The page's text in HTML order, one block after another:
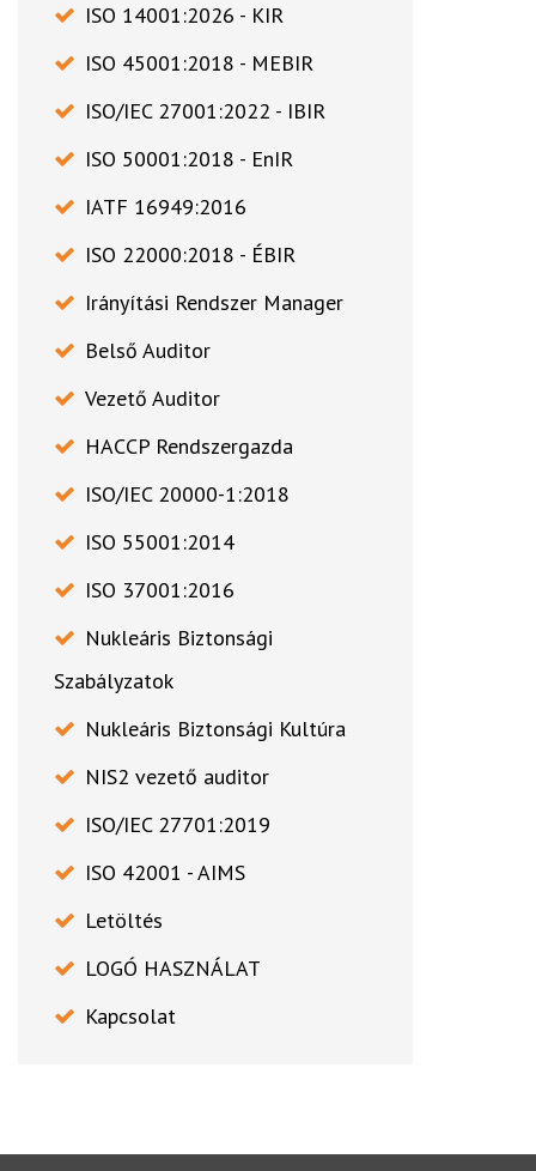
ISO 14001:2026 - KIR
ISO 45001:2018 - MEBIR
ISO/IEC 27001:2022 - IBIR
ISO 50001:2018 - EnIR
IATF 16949:2016
ISO 22000:2018 - ÉBIR
Irányítási Rendszer Manager
Belső Auditor
Vezető Auditor
HACCP Rendszergazda
ISO/IEC 20000-1:2018
ISO 55001:2014
ISO 37001:2016
Nukleáris Biztonsági
Szabályzatok
Nukleáris Biztonsági Kultúra
NIS2 vezető auditor
ISO/IEC 27701:2019
ISO 42001 - AIMS
Letöltés
LOGÓ HASZNÁLAT
Kapcsolat